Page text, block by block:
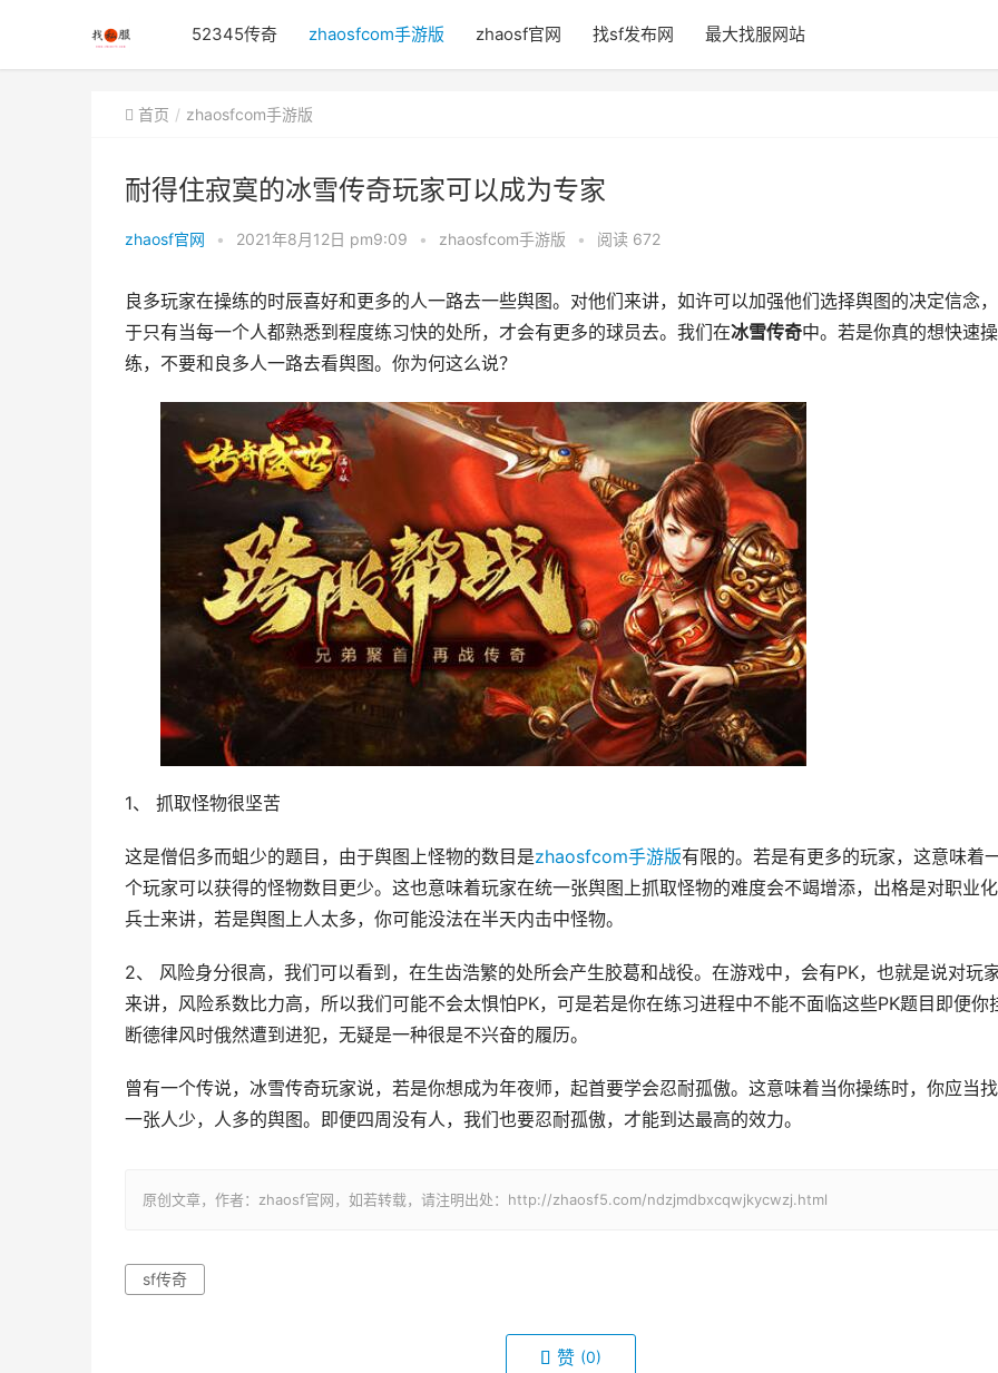
52345传奇 zhaosfcom手游版 zhaosf官网 找sf发布网 最大找服网站
首页 zhaosfcom手游版
耐得住寂寞的冰雪传奇玩家可以成为专家
zhaosf官网 • 2021年8月12日 pm9:09 • zhaosfcom手游版 • 阅读 672
良多玩家在操练的时辰喜好和更多的人一路去一些舆图。对他们来讲，如许可以加强他们选择舆图的决定信念
于只有当每一个人都熟悉到程度练习快的处所，才会有更多的球员去。我们在冰雪传奇中。若是你真的想快速操
练，不要和良多人一路去看舆图。你为何这么说？
1、 抓取怪物很坚苦
这是僧侣多而蛆少的题目，由于舆图上怪物的数目是zhaosfcom手游版有限的。若是有更多的玩家，这意味着
个玩家可以获得的怪物数目更少。这也意味着玩家在统一张舆图上抓取怪物的难度会不竭增添，出格是对职业
兵士来讲，若是舆图上人太多，你可能没法在半天内击中怪物。
2、 风险身分很高，我们可以看到，在生齿浩繁的处所会产生胶葛和战役。在游戏中，会有PK，也就是说对玩
来讲，风险系数比力高，所以我们可能不会太惧怕PK，可是若是你在练习进程中不能不面临这些PK题目即便你
断德律风时俄然遭到进犯，无疑是一种很是不兴奋的履历。
曾有一个传说，冰雪传奇玩家说，若是你想成为年夜师，起首要学会忍耐孤傲。这意味着当你操练时，你应当
一张人少，人多的舆图。即便四周没有人，我们也要忍耐孤傲，才能到达最高的效力。
原创文章，作者：zhaosf官网，如若转载，请注明出处：http://zhaosf5.com/ndzjmdbxcqwjkycwzj.html
sf传奇
赞 (0)